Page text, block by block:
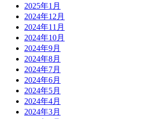
2025年1月
2024年12月
2024年11月
2024年10月
2024年9月
2024年8月
2024年7月
2024年6月
2024年5月
2024年4月
2024年3月